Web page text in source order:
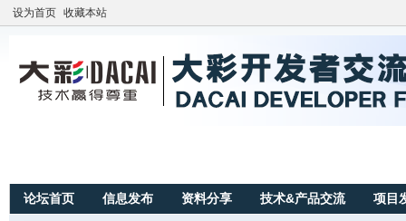
设为首页 收藏本站
论坛首页 信息发布 资料分享 技术&产品交流 项目